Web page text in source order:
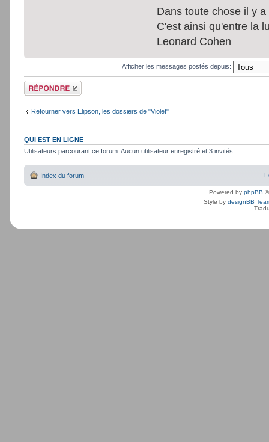
Dans toute chose il y
C'est ainsi qu'entre la
Leonard Cohen
Afficher les messages postés depuis:
Répondre
Retourner vers Elipson, les dossiers de "Violet"
QUI EST EN LIGNE
Utilisateurs parcourant ce forum: Aucun utilisateur enregistré et 3 invités
Index du forum
Powered by phpBB
Style by designBB